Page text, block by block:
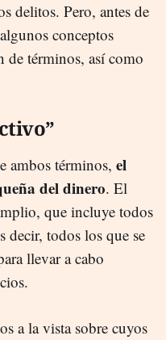
delitos. Pero, antes de
conceptos
de términos, así como
ambos términos, el
del dinero. El
que incluye todos
decir, todos los que se
llevar a cabo
a la vista sobre cuyos